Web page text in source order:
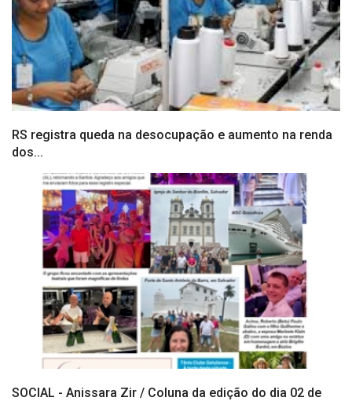
RS registra queda na desocupação e aumento na renda
dos...
SOCIAL - Anissara Zir / Coluna da edição do dia 02 de